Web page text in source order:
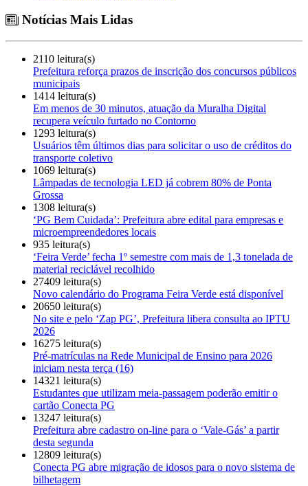
Notícias Mais Lidas
2110 leitura(s)
Prefeitura reforça prazos de inscrição dos concursos públicos
municipais
1414 leitura(s)
Em menos de 30 minutos, atuação da Muralha Digital
recupera veículo furtado no Contorno
1293 leitura(s)
Usuários têm últimos dias para solicitar o uso de créditos do
transporte coletivo
1069 leitura(s)
Lâmpadas de tecnologia LED já cobrem 80% de Ponta
Grossa
1308 leitura(s)
‘PG Bem Cuidada’: Prefeitura abre edital para empresas e
microempreendedores locais
935 leitura(s)
‘Feira Verde’ fecha 1º semestre com mais de 1,3 tonelada de
material reciclável recolhido
27409 leitura(s)
Novo calendário do Programa Feira Verde está disponível
20650 leitura(s)
No site e pelo ‘Zap PG’, Prefeitura libera consulta ao IPTU
2026
16275 leitura(s)
Pré-matrículas na Rede Municipal de Ensino para 2026
iniciam nesta terça (16)
14321 leitura(s)
Estudantes que utilizam meia-passagem poderão emitir o
cartão Conecta PG
13247 leitura(s)
Prefeitura abre cadastro on-line para o ‘Vale-Gás’ a partir
desta segunda
12809 leitura(s)
Conecta PG abre migração de idosos para o novo sistema de
bilhetagem